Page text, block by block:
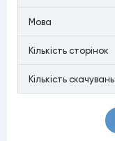
Мова
Кiлькiсть сторiнок
Кiлькiсть скачувань